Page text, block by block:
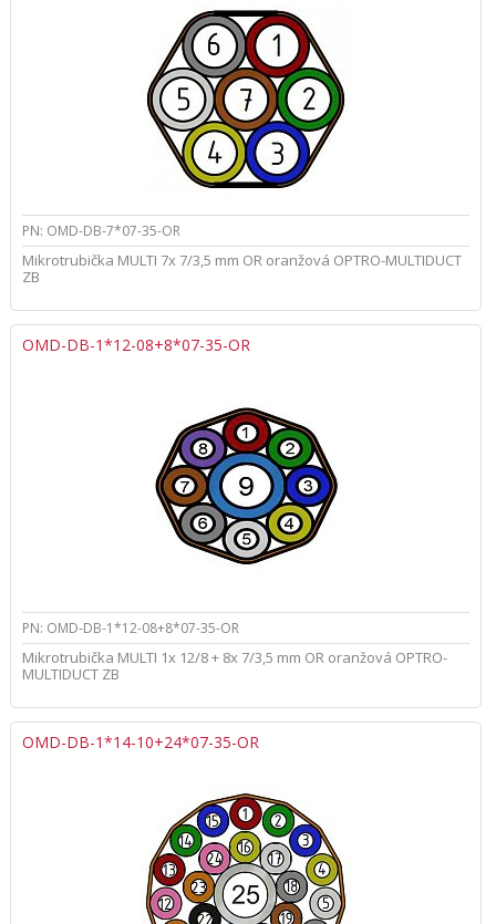
PN: OMD-DB-7*07-35-OR
Mikrotrubička MULTI 7x 7/3,5 mm OR oranžová OPTRO-MULTIDUCT
ZB
OMD-DB-1*12-08+8*07-35-OR
PN: OMD-DB-1*12-08+8*07-35-OR
Mikrotrubička MULTI 1x 12/8 + 8x 7/3,5 mm OR oranžová OPTRO-
MULTIDUCT ZB
OMD-DB-1*14-10+24*07-35-OR